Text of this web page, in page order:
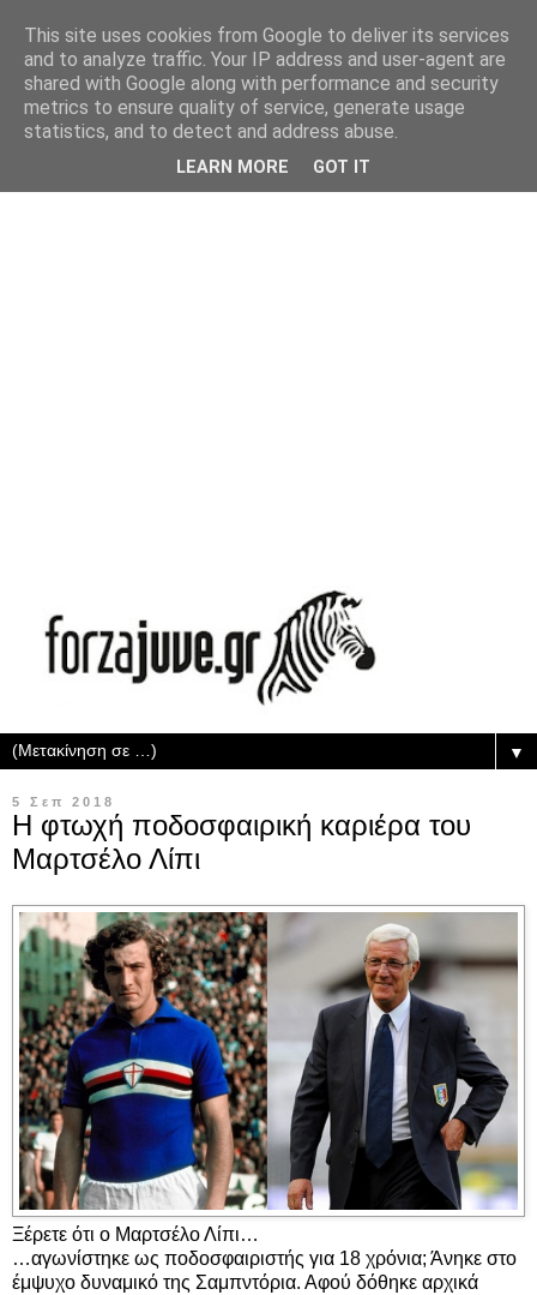
▼
5 Σεπ 2018
Η φτωχή ποδοσφαιρική καριέρα του
Μαρτσέλο Λίπι
Ξέρετε ότι ο Μαρτσέλο Λίπι…
…αγωνίστηκε ως ποδοσφαιριστής για 18 χρόνια; Άνηκε στο
έμψυχο δυναμικό της Σαμπντόρια. Αφού δόθηκε αρχικά
This site uses cookies from Google to deliver its services
and to analyze traffic. Your IP address and user-agent are
shared with Google along with performance and security
metrics to ensure quality of service, generate usage
statistics, and to detect and address abuse.
LEARN MORE GOT IT